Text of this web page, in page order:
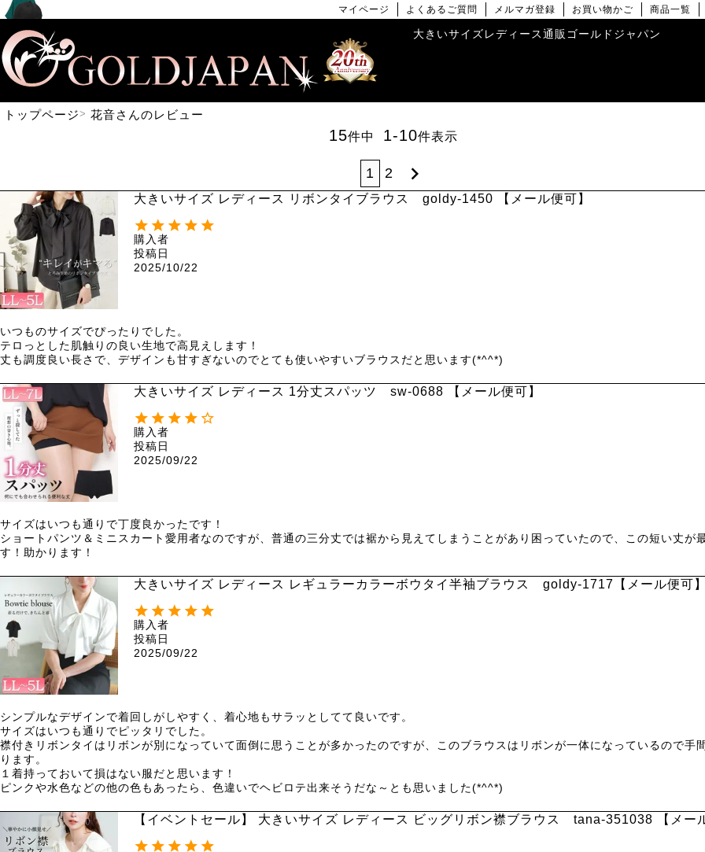
マイページ よくあるご質問 メルマガ登録 お買い物かご 商品一覧
大きいサイズレディース通販ゴールドジャパン
トップページ 花音さんのレビュー
15件中 1-10件表示
1 2
大きいサイズ レディース リボンタイブラウス goldy-1450 【メール便可】
購入者
投稿日
2025/10/22
いつものサイズでぴったりでした。
テロっとした肌触りの良い生地で高見えします！
丈も調度良い長さで、デザインも甘すぎないのでとても使いやすいブラウスだと思います(*^^*)
大きいサイズ レディース 1分丈スパッツ sw-0688 【メール便可】
購入者
投稿日
2025/09/22
サイズはいつも通りで丁度良かったです！
ショートパンツ＆ミニスカート愛用者なのですが、普通の三分丈では裾から見えてしまうことがあり困っていたので、この短い丈が
す！助かります！
大きいサイズ レディース レギュラーカラーボウタイ半袖ブラウス goldy-1717【メール便可】
購入者
投稿日
2025/09/22
シンプルなデザインで着回しがしやすく、着心地もサラッとしてて良いです。
サイズはいつも通りでピッタリでした。
襟付きリボンタイはリボンが別になっていて面倒に思うことが多かったのですが、このブラウスはリボンが一体になっているので手
ります。
１着持っておいて損はない服だと思います！
ピンクや水色などの他の色もあったら、色違いでヘビロテ出来そうだな～とも思いました(*^^*)
【イベントセール】 大きいサイズ レディース ビッグリボン襟ブラウス tana-351038 【メー